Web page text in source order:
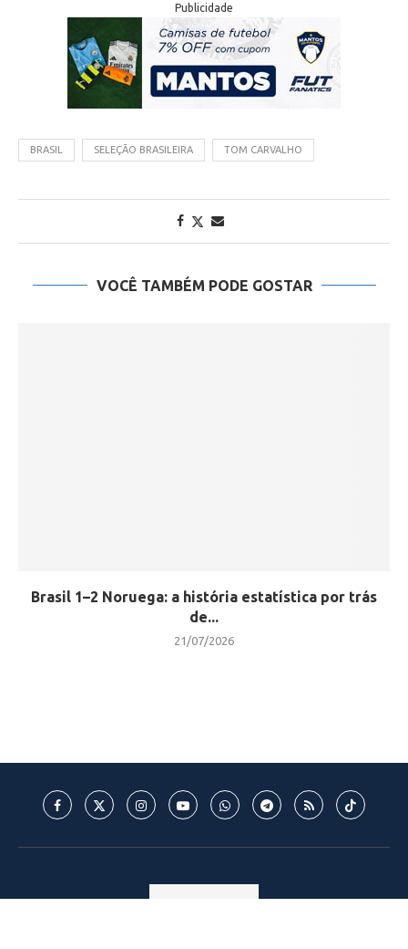
Publicidade
BRASIL SELEÇÃO BRASILEIRA TOM CARVALHO
VOCÊ TAMBÉM PODE GOSTAR
Brasil 1–2 Noruega: a história estatística por trás
de...
21/07/2026